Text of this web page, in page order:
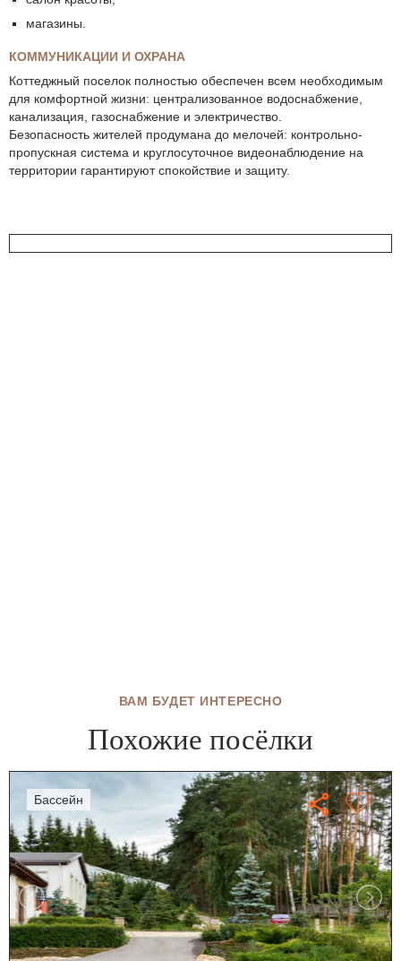
магазины.
КОММУНИКАЦИИ И ОХРАНА
Коттеджный поселок полностью обеспечен всем необходимым
для комфортной жизни: централизованное водоснабжение,
канализация, газоснабжение и электричество.
Безопасность жителей продумана до мелочей: контрольно-
пропускная система и круглосуточное видеонаблюдение на
территории гарантируют спокойствие и защиту.
ВАМ БУДЕТ ИНТЕРЕСНО
Похожие посёлки
бассейн